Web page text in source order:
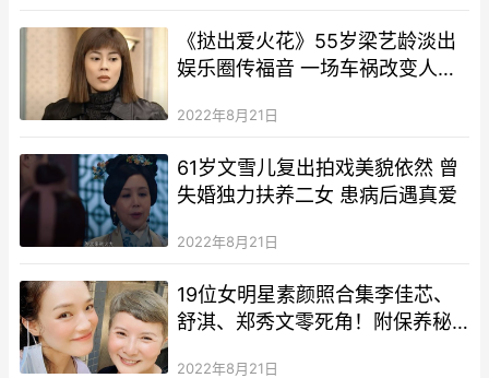
《挞出爱火花》55岁梁艺龄淡出
娱乐圈传福音 一场车祸改变人生
2022年8月21日
61岁文雪儿复出拍戏美貌依然 曾
失婚独力扶养二女 患病后遇真爱
2022年8月21日
19位女明星素颜照合集李佳芯、
舒淇、郑秀文零死角！附保养秘
2022年8月21日